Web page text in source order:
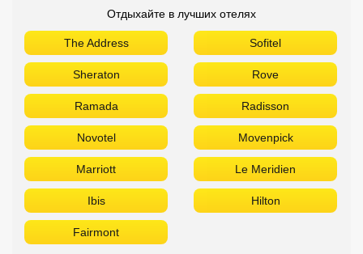
Отдыхайте в лучших отелях
The Address Sofitel
Sheraton Rove
Ramada Radisson
Novotel Movenpick
Marriott Le Meridien
Ibis Hilton
Fairmont